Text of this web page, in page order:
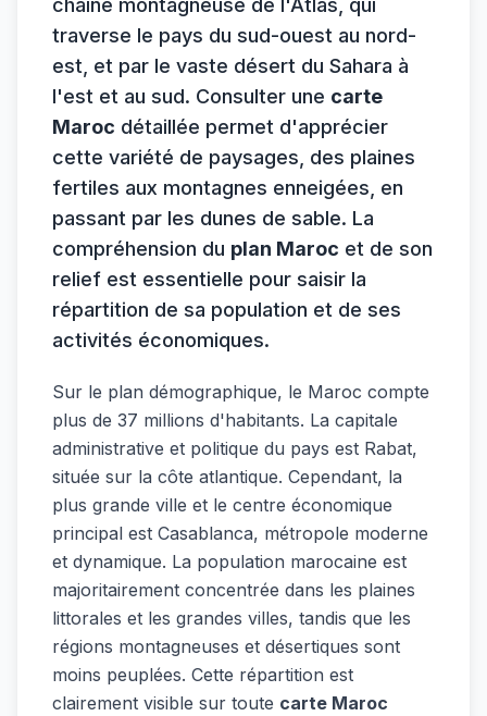
chaîne montagneuse de l'Atlas, qui
traverse le pays du sud-ouest au nord-
est, et par le vaste désert du Sahara à
l'est et au sud. Consulter une carte
Maroc détaillée permet d'apprécier
cette variété de paysages, des plaines
fertiles aux montagnes enneigées, en
passant par les dunes de sable. La
compréhension du plan Maroc et de son
relief est essentielle pour saisir la
répartition de sa population et de ses
activités économiques.
Sur le plan démographique, le Maroc compte
plus de 37 millions d'habitants. La capitale
administrative et politique du pays est Rabat,
située sur la côte atlantique. Cependant, la
plus grande ville et le centre économique
principal est Casablanca, métropole moderne
et dynamique. La population marocaine est
majoritairement concentrée dans les plaines
littorales et les grandes villes, tandis que les
régions montagneuses et désertiques sont
moins peuplées. Cette répartition est
clairement visible sur toute carte Maroc